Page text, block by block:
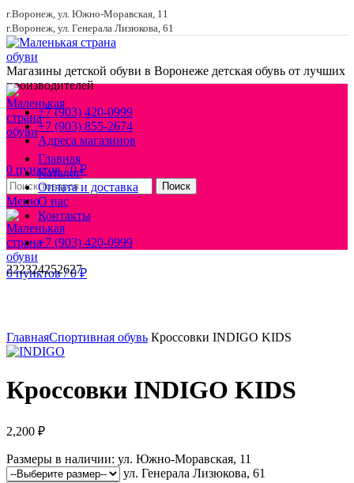
г.Воронеж, ул. Южно-Моравская, 11
г.Воронеж, ул. Генерала Лизюкова, 61
Магазины детской обуви в Воронеже детская обувь от лучших
производителей
+7 (903) 420-0999
+7 (903) 855-2674
Адреса магазинов
0 пунктов / 0₽
Поиск
Меню
0пунктов / 0₽
Главная
Каталог
Оплата и доставка
О нас
Контакты
+7 (903) 420-0999
222324252627
ГлавнаяСпортивная обувь Кроссовки INDIGO KIDS
Кроссовки INDIGO KIDS
2,200 ₽
Размеры в наличии: ул. Южно-Моравская, 11
ул. Генерала Лизюкова, 61